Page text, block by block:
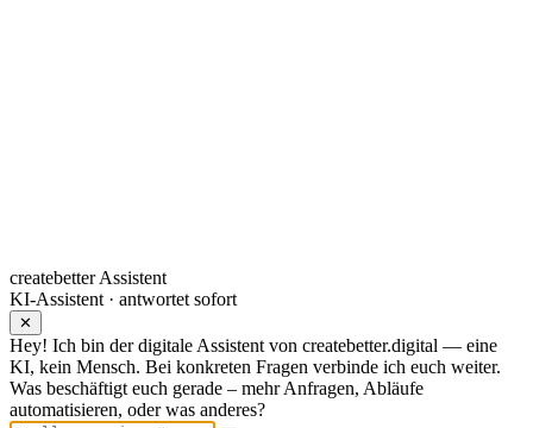
createbetter Assistent
KI-Assistent · antwortet sofort
✕
Hey! Ich bin der digitale Assistent von createbetter.digital — eine
KI, kein Mensch. Bei konkreten Fragen verbinde ich euch weiter.
Was beschäftigt euch gerade – mehr Anfragen, Abläufe
automatisieren, oder was anderes?